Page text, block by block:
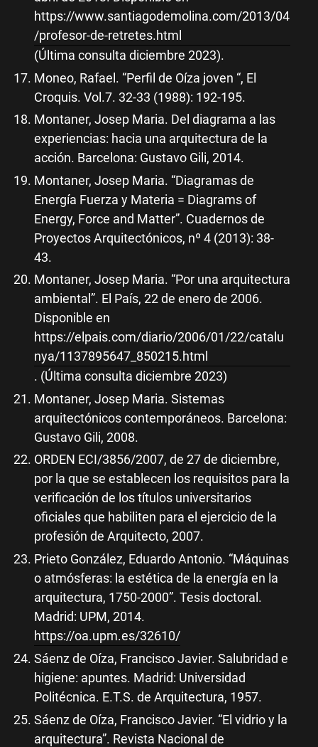
https://www.santiagodemolina.com/2013/04
/profesor-de-retretes.html
(Última consulta diciembre 2023).
Moneo, Rafael. “Perfil de Oíza joven “, El
Croquis. Vol.7. 32-33 (1988): 192-195.
Montaner, Josep Maria. Del diagrama a las
experiencias: hacia una arquitectura de la
acción. Barcelona: Gustavo Gili, 2014.
Montaner, Josep Maria. “Diagramas de
Energía Fuerza y Materia = Diagrams of
Energy, Force and Matter”. Cuadernos de
Proyectos Arquitectónicos, nº 4 (2013): 38-
43.
Montaner, Josep Maria. “Por una arquitectura
ambiental”. El País, 22 de enero de 2006.
Disponible en
https://elpais.com/diario/2006/01/22/catalu
nya/1137895647_850215.html
. (Última consulta diciembre 2023)
Montaner, Josep Maria. Sistemas
arquitectónicos contemporáneos. Barcelona:
Gustavo Gili, 2008.
ORDEN ECI/3856/2007, de 27 de diciembre,
por la que se establecen los requisitos para la
verificación de los títulos universitarios
oficiales que habiliten para el ejercicio de la
profesión de Arquitecto, 2007.
Prieto González, Eduardo Antonio. “Máquinas
o atmósferas: la estética de la energía en la
arquitectura, 1750-2000”. Tesis doctoral.
Madrid: UPM, 2014.
https://oa.upm.es/32610/
Sáenz de Oíza, Francisco Javier. Salubridad e
higiene: apuntes. Madrid: Universidad
Politécnica. E.T.S. de Arquitectura, 1957.
Sáenz de Oíza, Francisco Javier. “El vidrio y la
arquitectura”. Revista Nacional de